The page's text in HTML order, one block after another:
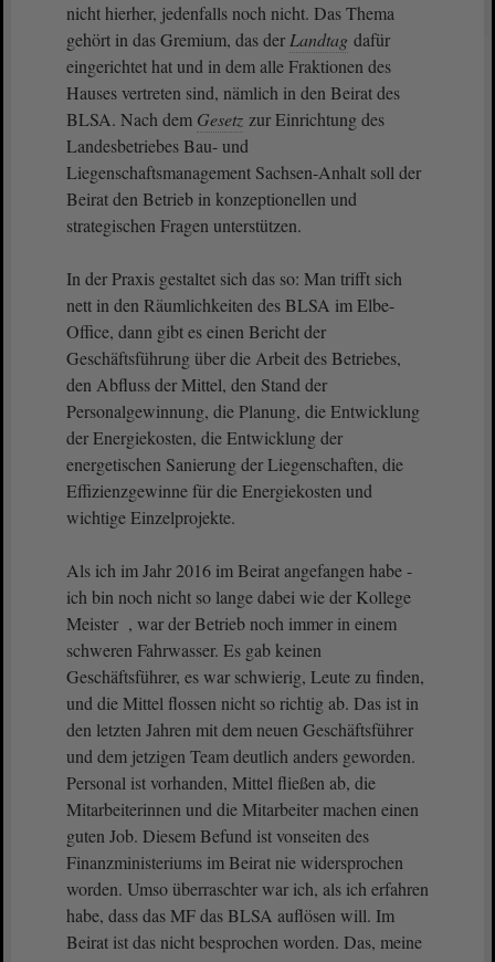
nicht hierher, jedenfalls noch nicht. Das Thema
gehört in das Gremium, das der Landtag dafür
eingerichtet hat und in dem alle Fraktionen des
Hauses vertreten sind, nämlich in den Beirat des
BLSA. Nach dem Gesetz zur Einrichtung des
Landesbetriebes Bau- und
Liegenschaftsmanagement Sachsen-Anhalt soll der
Beirat den Betrieb in konzeptionellen und
strategischen Fragen unterstützen.
In der Praxis gestaltet sich das so: Man trifft sich
nett in den Räumlichkeiten des BLSA im Elbe-
Office, dann gibt es einen Bericht der
Geschäftsführung über die Arbeit des Betriebes,
den Abfluss der Mittel, den Stand der
Personalgewinnung, die Planung, die Entwicklung
der Energiekosten, die Entwicklung der
energetischen Sanierung der Liegenschaften, die
Effizienzgewinne für die Energiekosten und
wichtige Einzelprojekte.
Als ich im Jahr 2016 im Beirat angefangen habe -
ich bin noch nicht so lange dabei wie der Kollege
Meister , war der Betrieb noch immer in einem
schweren Fahrwasser. Es gab keinen
Geschäftsführer, es war schwierig, Leute zu finden,
und die Mittel flossen nicht so richtig ab. Das ist in
den letzten Jahren mit dem neuen Geschäftsführer
und dem jetzigen Team deutlich anders geworden.
Personal ist vorhanden, Mittel fließen ab, die
Mitarbeiterinnen und die Mitarbeiter machen einen
guten Job. Diesem Befund ist vonseiten des
Finanzministeriums im Beirat nie widersprochen
worden. Umso überraschter war ich, als ich erfahren
habe, dass das MF das BLSA auflösen will. Im
Beirat ist das nicht besprochen worden. Das, meine